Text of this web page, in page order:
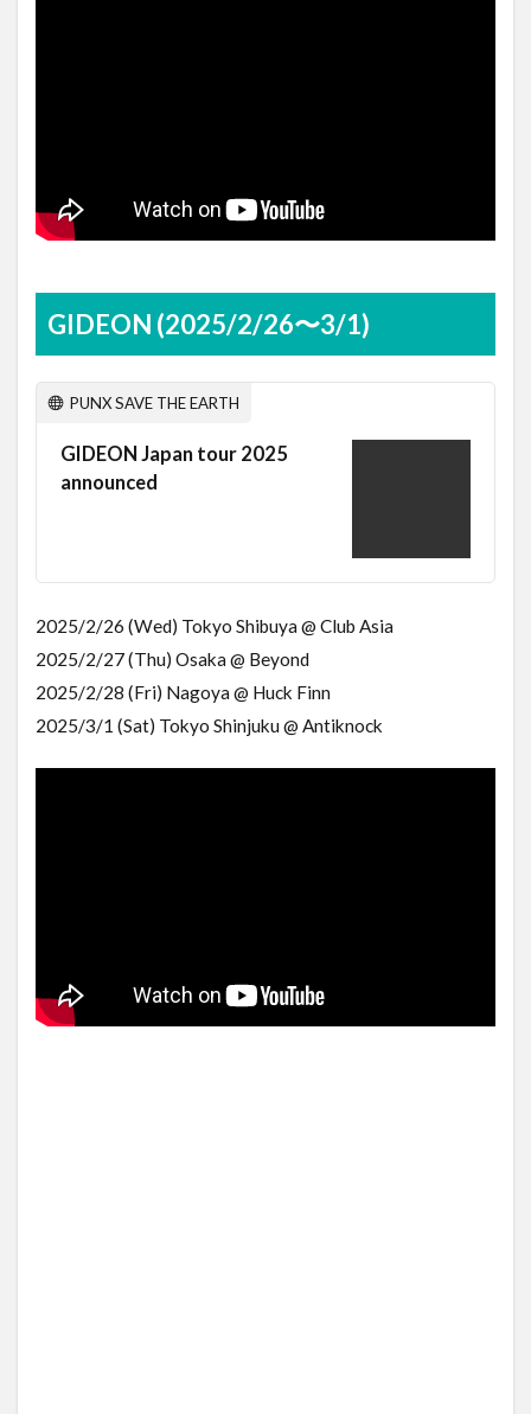
GIDEON (2025/2/26〜3/1)
PUNX SAVE THE EARTH
GIDEON Japan tour 2025
announced
2025/2/26 (Wed) Tokyo Shibuya @ Club Asia
2025/2/27 (Thu) Osaka @ Beyond
2025/2/28 (Fri) Nagoya @ Huck Finn
2025/3/1 (Sat) Tokyo Shinjuku @ Antiknock